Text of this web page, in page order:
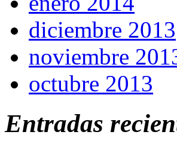
diciembre 2013
noviembre
octubre 2013
Entradas